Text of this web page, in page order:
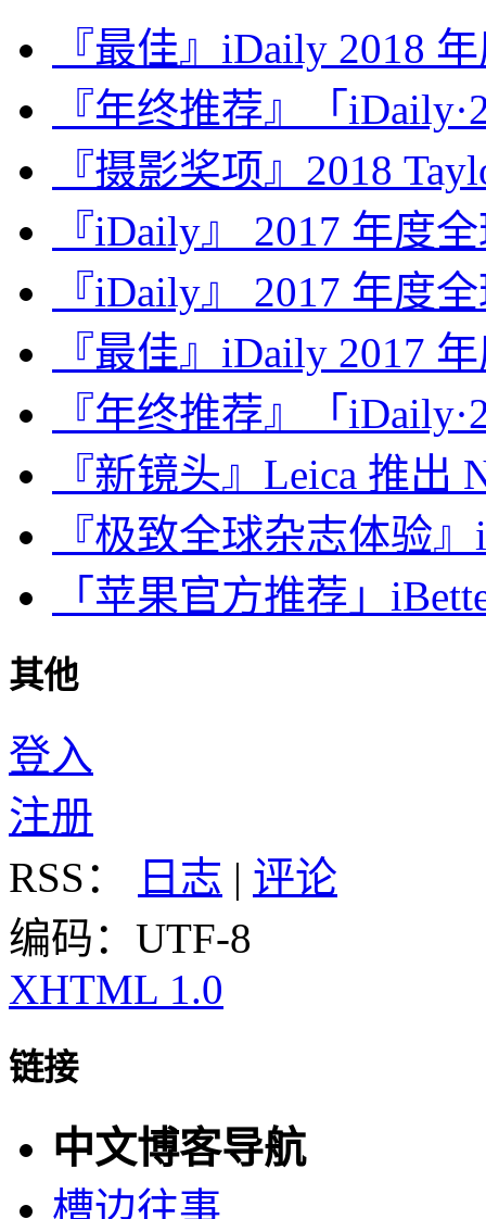
『最佳』iDaily 2018
『年终推荐』「
『摄影奖项』2018
『iDaily』 2017 年度
『iDaily』 2017 年度
『最佳』iDaily 2017
『年终推荐』「
『新镜头』Leica 推出
『极致全球杂志体验
「苹果官方推荐」
其他
登入
注册
RSS：
日志 | 评论
编码：UTF-8
XHTML 1.0
链接
中文博客导航
槽边往事